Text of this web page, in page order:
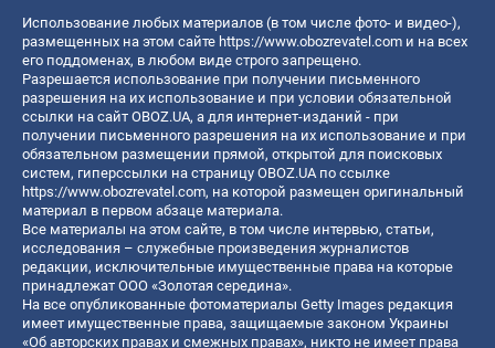
Использование любых материалов (в том числе фото- и видео-),
размещенных на этом сайте https://www.obozrevatel.com и на всех
его поддоменах, в любом виде строго запрещено.
Разрешается использование при получении письменного
разрешения на их использование и при условии обязательной
ссылки на сайт OBOZ.UA, а для интернет-изданий - при
получении письменного разрешения на их использование и при
обязательном размещении прямой, открытой для поисковых
систем, гиперссылки на страницу OBOZ.UA по ссылке
https://www.obozrevatel.com, на которой размещен оригинальный
материал в первом абзаце материала.
Все материалы на этом сайте, в том числе интервью, статьи,
исследования – служебные произведения журналистов
редакции, исключительные имущественные права на которые
принадлежат ООО «Золотая середина».
На все опубликованные фотоматериалы Getty Images редакция
имеет имущественные права, защищаемые законом Украины
«Об авторских правах и смежных правах», никто не имеет права